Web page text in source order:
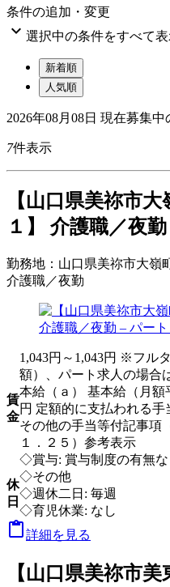
条件の追加・変更
 選択中の条件をすべて
新着順
人気順
2026年08月08日 現在募集中
7件表示
【山口県美祢市
１】 介護職／夜
勤務地： 山口県美祢市大嶺
介護職／夜勤
賃
金
1,043円～1,043円 ※フル
額）、パート求人の場合
本給（ａ） 基本給（月額
円 定額的に支払われる
その他の手当等付記事項
１．２５）参考表示
◇賞与: 賞与制度の有無な
休
日
◇その他
◇週休二日: 毎週
◇育児休業: なし
詳細を見る
【山口県美祢市